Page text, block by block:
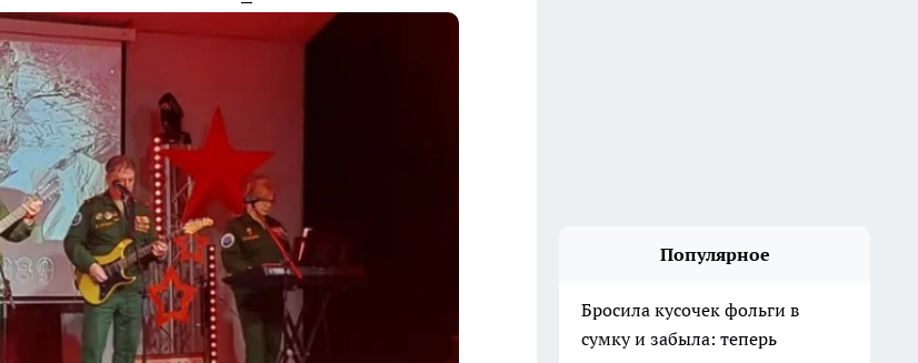
Популярное
Бросила кусочек фольги в
сумку и забыла: теперь